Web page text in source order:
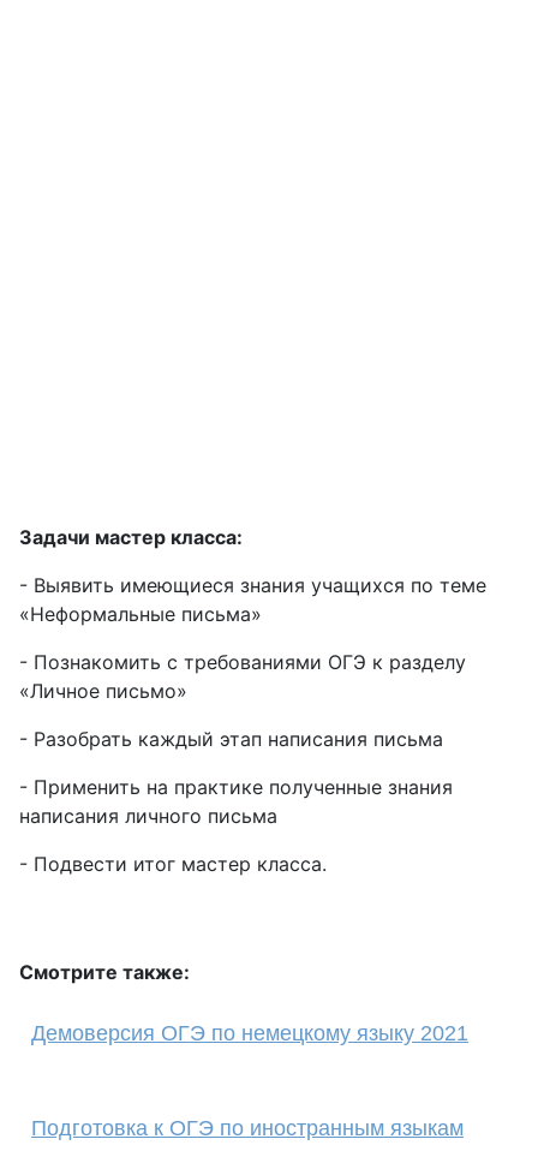
Задачи мастер класса:
- Выявить имеющиеся знания учащихся по теме
«Неформальные письма»
- Познакомить с требованиями ОГЭ к разделу
«Личное письмо»
- Разобрать каждый этап написания письма
- Применить на практике полученные знания
написания личного письма
- Подвести итог мастер класса.
Смотрите также:
Демоверсия ОГЭ по немецкому языку 2021
Подготовка к ОГЭ по иностранным языкам